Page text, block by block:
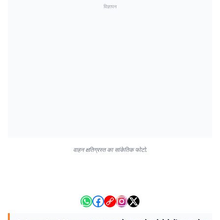
विज्ञापन
वाहन क्षतिग्रस्त का सांकेतिक फोटो.